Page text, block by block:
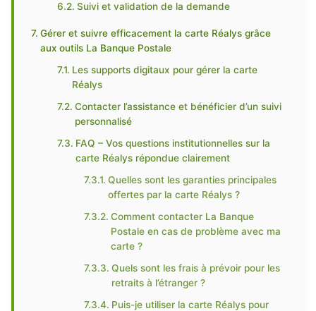
Suivi et validation de la demande
Gérer et suivre efficacement la carte Réalys grâce
aux outils La Banque Postale
Les supports digitaux pour gérer la carte
Réalys
Contacter l’assistance et bénéficier d’un suivi
personnalisé
FAQ – Vos questions institutionnelles sur la
carte Réalys répondue clairement
Quelles sont les garanties principales
offertes par la carte Réalys ?
Comment contacter La Banque
Postale en cas de problème avec ma
carte ?
Quels sont les frais à prévoir pour les
retraits à l’étranger ?
Puis-je utiliser la carte Réalys pour